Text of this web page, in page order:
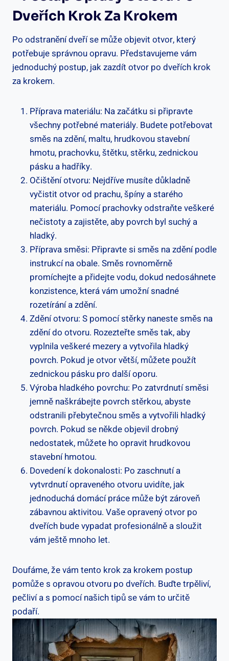
Dveřích Krok Za Krokem
Po odstranění‍ dveří se může objevit otvor, který‌
potřebuje⁢ správnou opravu. Představujeme vám
jednoduchý postup, jak zazdít otvor po‍ dveřích⁣ krok
⁢za krokem.
Příprava materiálu: Na ‍začátku si připravte
všechny potřebné materiály. Budete potřebovat
směs ⁣na zdění, maltu, hrudkovou stavební
hmotu, prachovku, ⁤štětku, stěrku, zednickou
pásku a hadříky.
Očištění ‌otvoru: Nejdříve​ musíte důkladně⁤
vyčistit otvor od prachu, špíny a starého⁤
materiálu.‍ Pomocí prachovky odstraňte veškeré
⁢nečistoty a​ zajistěte, aby povrch byl suchý a
hladký.
Příprava směsi:⁢ Připravte si ​směs na zdění podle
⁣instrukcí na ‌obale. Směs rovnoměrně
promíchejte a přidejte vodu,​ dokud nedosáhnete
konzistence, která vám umožní ⁢snadné
rozetírání a zdění.
Zdění⁢ otvoru: ⁢S ⁤pomocí stěrky ⁢naneste směs na
zdění do⁤ otvoru. Rozezteřte ⁣směs tak, aby
‌vyplnila veškeré mezery a vytvořila hladký
povrch. Pokud je‌ otvor větší, ⁤můžete použít
zednickou pásku pro další oporu.
Výroba hladkého ​povrchu: Po zatvrdnutí směsi⁤
jemně naškrábejte povrch stěrkou, abyste
odstranili ⁤přebytečnou směs a vytvořili​ hladký
povrch. Pokud⁢ se⁣ někde objevil drobný⁤
nedostatek, můžete‌ ho opravit hrudkovou
stavební hmotou. ⁤
Dovedení k dokonalosti: Po ‍zaschnutí ‌a
vytvrdnutí​ opraveného otvoru uvidíte, jak
jednoduchá domácí práce může být zároveň
zábavnou ⁣aktivitou. Vaše opravený⁢ otvor ‌po
dveřích‌ bude vypadat profesionálně a sloužit
vám ​ještě ‍mnoho let.
Doufáme, ​že‌ vám tento krok za ​krokem⁣ postup
pomůže ​s opravou otvoru po dveřích. Buďte trpěliví,
pečliví a s pomocí našich⁤ tipů se vám to​ určitě
podaří.